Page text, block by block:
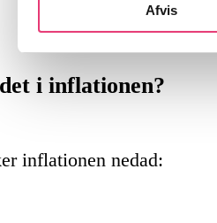
Afvis
i inflationen?
inflationen nedad: